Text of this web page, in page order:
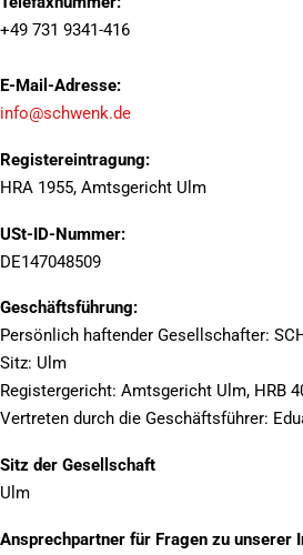
+49 731 9341-416
E-Mail-Adresse:
info@schwenk.de
Registereintragung:
HRA 1955, Amtsgericht Ulm
USt-ID-Nummer:
DE147048509
Geschäftsführung:
Persönlich haftender Gesellschafter:
Sitz: Ulm
Registergericht: Amtsgericht Ulm, HRB
Vertreten durch die Geschäftsführer:
Sitz der Gesellschaft
Ulm
Ansprechpartner für Fragen zu unserer